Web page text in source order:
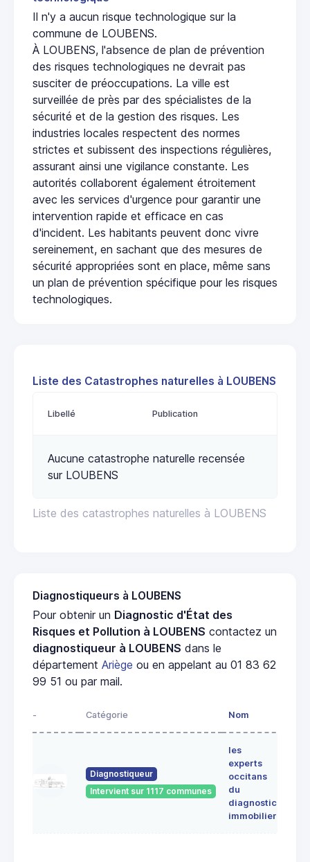
Il n'y a aucun risque technologique sur la
commune de LOUBENS.
À LOUBENS, l'absence de plan de prévention
des risques technologiques ne devrait pas
susciter de préoccupations. La ville est
surveillée de près par des spécialistes de la
sécurité et de la gestion des risques. Les
industries locales respectent des normes
strictes et subissent des inspections régulières,
assurant ainsi une vigilance constante. Les
autorités collaborent également étroitement
avec les services d'urgence pour garantir une
intervention rapide et efficace en cas
d'incident. Les habitants peuvent donc vivre
sereinement, en sachant que des mesures de
sécurité appropriées sont en place, même sans
un plan de prévention spécifique pour les risques
technologiques.
Liste des Catastrophes naturelles à LOUBENS
Liste des catastrophes naturelles à LOUBENS
Libellé Publication
Aucune catastrophe naturelle recensée
sur LOUBENS
Diagnostiqueurs à LOUBENS
Pour obtenir un Diagnostic d'État des
Risques et Pollution à LOUBENS contactez un
diagnostiqueur à LOUBENS dans le
département Ariège ou en appelant au 01 83 62
99 51 ou par mail.
- Catégorie Nom
Diagnostiqueur
Intervient sur 1117 communes
les
experts
occitans
du
diagnostic
immobilier